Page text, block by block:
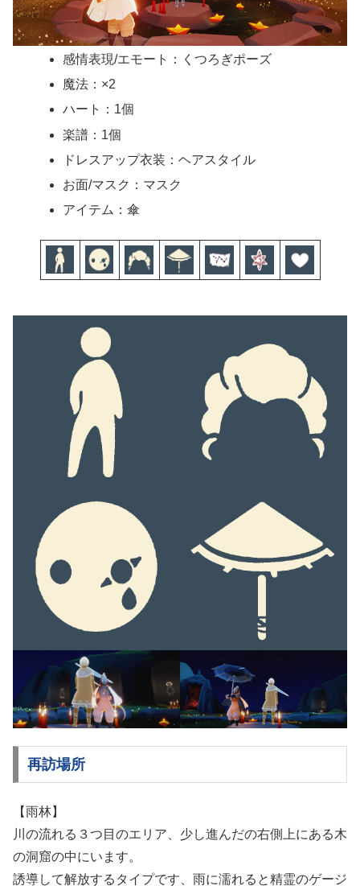
感情表現/エモート：くつろぎポーズ
魔法：×2
ハート：1個
楽譜：1個
ドレスアップ衣装：ヘアスタイル
お面/マスク：マスク
アイテム：傘
再訪場所
【雨林】
川の流れる３つ目のエリア、少し進んだの右側上にある木
の洞窟の中にいます。
誘導して解放するタイプです、雨に濡れると精霊のゲージ